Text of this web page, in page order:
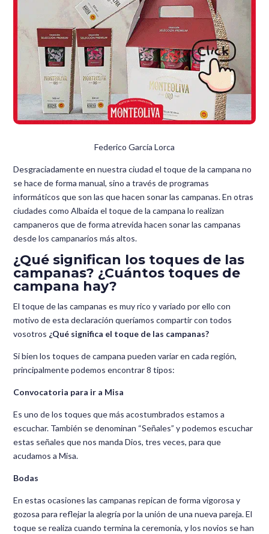
Federico García Lorca
Desgraciadamente en nuestra ciudad el toque de la campana no
se hace de forma manual, sino a través de programas
informáticos que son las que hacen sonar las campanas. En otras
ciudades como Albaida el toque de la campana lo realizan
campaneros que de forma atrevida hacen sonar las campanas
desde los campanarios más altos.
¿Qué significan los toques de las
campanas? ¿Cuántos toques de
campana hay?
El toque de las campanas es muy rico y variado por ello con
motivo de esta declaración queríamos compartir con todos
vosotros ¿Qué significa el toque de las campanas?
Si bien los toques de campana pueden variar en cada región,
principalmente podemos encontrar 8 tipos:
Convocatoria para ir a Misa
Es uno de los toques que más acostumbrados estamos a
escuchar. También se denominan “Señales” y podemos escuchar
estas señales que nos manda Dios, tres veces, para que
acudamos a Misa.
Bodas
En estas ocasiones las campanas repican de forma vigorosa y
gozosa para reflejar la alegría por la unión de una nueva pareja. El
toque se realiza cuando termina la ceremonia, y los novios se han